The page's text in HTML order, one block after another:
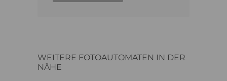
WEITERE FOTOAUTOMATEN IN DER
NÄHE